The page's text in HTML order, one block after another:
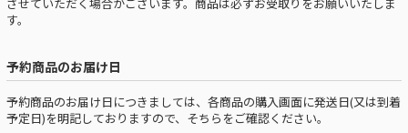
す。
予約商品のお届け日
予約商品のお届け日につきましては、各商品の購入画面に発送日(又は到着
予定日)を明記しておりますので、そちらをご確認ください。